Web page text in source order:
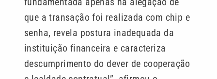
que a transação foi realizada com chip e
senha, revela postura inadequada da
instituição financeira e caracteriza
descumprimento do dever de cooperação